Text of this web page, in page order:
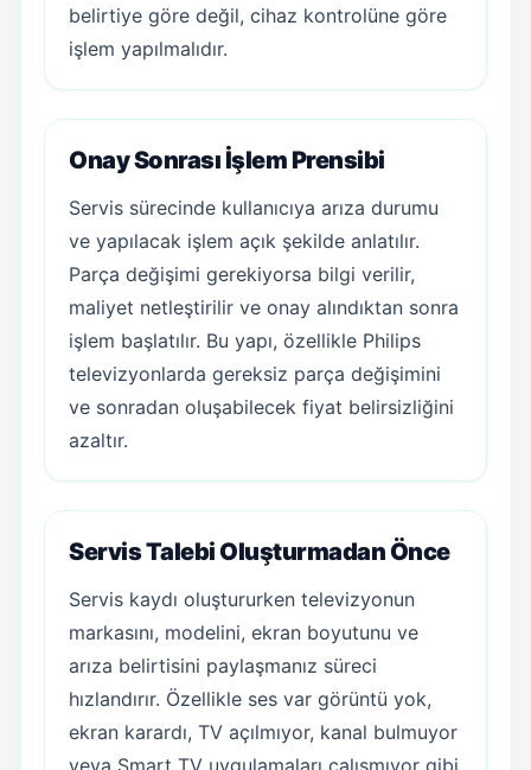
belirtiye göre değil, cihaz kontrolüne göre
işlem yapılmalıdır.
Onay Sonrası İşlem Prensibi
Servis sürecinde kullanıcıya arıza durumu
ve yapılacak işlem açık şekilde anlatılır.
Parça değişimi gerekiyorsa bilgi verilir,
maliyet netleştirilir ve onay alındıktan sonra
işlem başlatılır. Bu yapı, özellikle Philips
televizyonlarda gereksiz parça değişimini
ve sonradan oluşabilecek fiyat belirsizliğini
azaltır.
Servis Talebi Oluşturmadan Önce
Servis kaydı oluştururken televizyonun
markasını, modelini, ekran boyutunu ve
arıza belirtisini paylaşmanız süreci
hızlandırır. Özellikle ses var görüntü yok,
ekran karardı, TV açılmıyor, kanal bulmuyor
veya Smart TV uygulamaları çalışmıyor gibi